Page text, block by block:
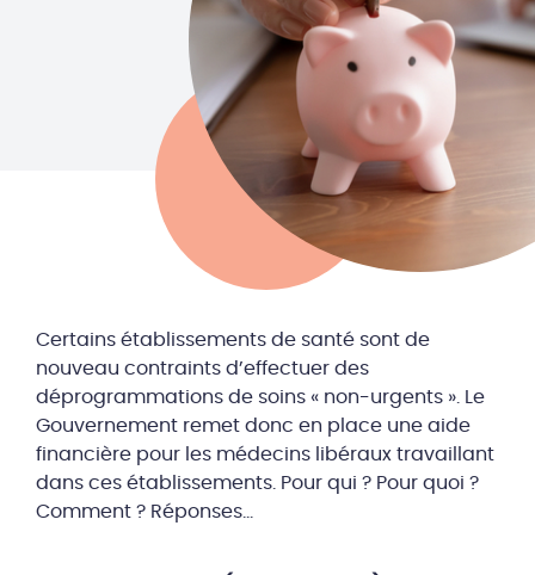
Certains établissements de santé sont de
nouveau contraints d’effectuer des
déprogrammations de soins « non-urgents ». Le
Gouvernement remet donc en place une aide
financière pour les médecins libéraux travaillant
dans ces établissements. Pour qui ? Pour quoi ?
Comment ? Réponses…